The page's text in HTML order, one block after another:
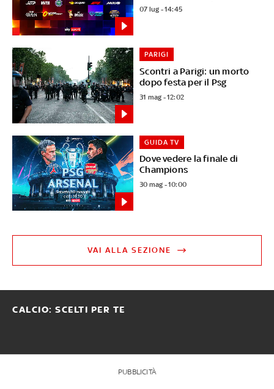
07 lug - 14:45
Scontri a Parigi: un morto
dopo festa per il Psg
PARIGI
31 mag - 12:02
Dove vedere la finale di
Champions
GUIDA TV
30 mag - 10:00
VAI ALLA SEZIONE
CALCIO: SCELTI PER TE
PUBBLICITÀ